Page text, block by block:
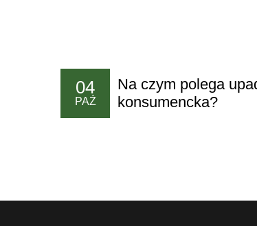
04
PAŹ
Na czym polega
konsumencka?